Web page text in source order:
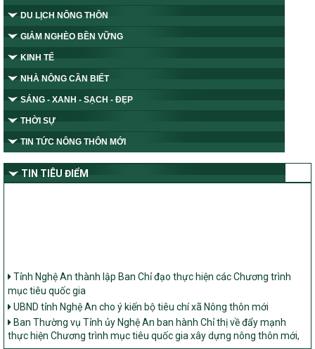
DU LỊCH NÔNG THÔN
GIẢM NGHÈO BỀN VỮNG
KINH TẾ
NHÀ NÔNG CẦN BIẾT
SÁNG - XANH - SẠCH - ĐẸP
THỜI SỰ
TIN TỨC NÔNG THÔN MỚI
TIN TIÊU ĐIỂM
Tỉnh Nghệ An thành lập Ban Chỉ đạo thực hiện các Chương trình
mục tiêu quốc gia
UBND tỉnh Nghệ An cho ý kiến bộ tiêu chí xã Nông thôn mới
Ban Thường vụ Tỉnh ủy Nghệ An ban hành Chỉ thị về đẩy mạnh
thực hiện Chương trình mục tiêu quốc gia xây dựng nông thôn mới,
giảm nghèo bền vững và phát triển kinh tế – xã hội vùng đồng bào